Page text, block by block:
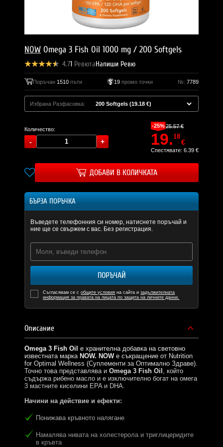
NOW Omega 3 Fish Oil 1000 mg / 200 Softgels
4.71 РевютаНапиши Ревю
Поръчан 1510 пъти 19промо точки №: 7789
Избрана Разфасовка:
Количество:
-25%25.57 €
19. 18
€
Спестявате: 6.39 €
ДОБАВИ В КОЛИЧКАТА
БЪРЗА ПОРЪЧКА
Въведете телефонния си номер, натиснете поръчай и
ние ще се свържем с вас. Без регистрация.
ПОРЪЧАЙ
Съгласявам се собщите условия на сайта изадължителната
информация за правата на лицата по защита на личните данни.
Описание
Omega 3 Fish Oilе хранителна добавка на световно
известната марка NOW. NOWе съкращение от Nutrition
for Optimal Wellness (Суплементи за Оптимално Здраве).
Точно това представлява иOmega 3 Fish Oil , който
съдържа рибено масло и е изключително богат на омега
3 мастните киселини EPA и DHA.
Начини на действие и ефекти:
Понижава кръвното налягане
Намалява нивата на холестерола и триглицеридите
в кръвта